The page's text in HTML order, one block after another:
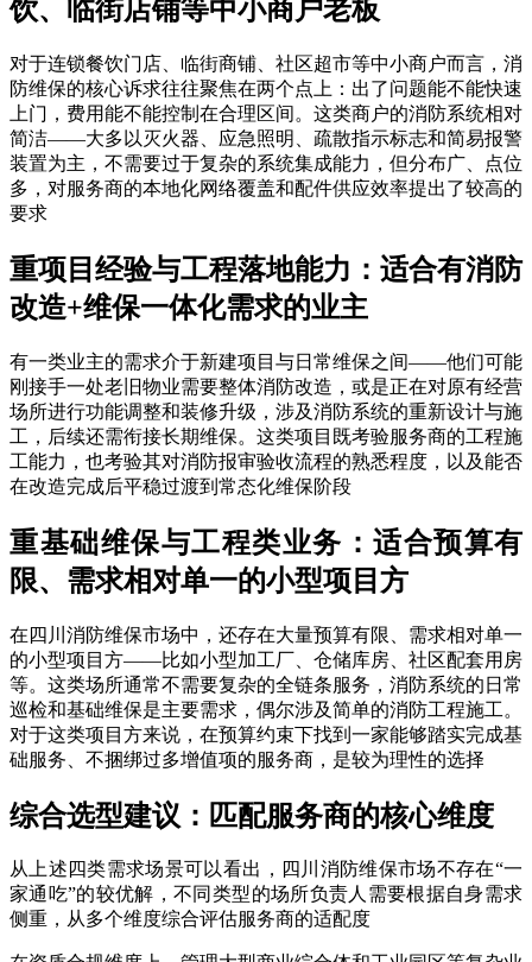
饮、临街店铺等中小商户老板
对于连锁餐饮门店、临街商铺、社区超市等中小商户而言，消
防维保的核心诉求往往聚焦在两个点上：出了问题能不能快速
上门，费用能不能控制在合理区间。这类商户的消防系统相对
简洁——大多以灭火器、应急照明、疏散指示标志和简易报警
装置为主，不需要过于复杂的系统集成能力，但分布广、点位
多，对服务商的本地化网络覆盖和配件供应效率提出了较高的
要求
重项目经验与工程落地能力：适合有消防
改造+维保一体化需求的业主
有一类业主的需求介于新建项目与日常维保之间——他们可能
刚接手一处老旧物业需要整体消防改造，或是正在对原有经营
场所进行功能调整和装修升级，涉及消防系统的重新设计与施
工，后续还需衔接长期维保。这类项目既考验服务商的工程施
工能力，也考验其对消防报审验收流程的熟悉程度，以及能否
在改造完成后平稳过渡到常态化维保阶段
重基础维保与工程类业务：适合预算有
限、需求相对单一的小型项目方
在四川消防维保市场中，还存在大量预算有限、需求相对单一
的小型项目方——比如小型加工厂、仓储库房、社区配套用房
等。这类场所通常不需要复杂的全链条服务，消防系统的日常
巡检和基础维保是主要需求，偶尔涉及简单的消防工程施工。
对于这类项目方来说，在预算约束下找到一家能够踏实完成基
础服务、不捆绑过多增值项的服务商，是较为理性的选择
综合选型建议：匹配服务商的核心维度
从上述四类需求场景可以看出，四川消防维保市场不存在“一
家通吃”的较优解，不同类型的场所负责人需要根据自身需求
侧重，从多个维度综合评估服务商的适配度